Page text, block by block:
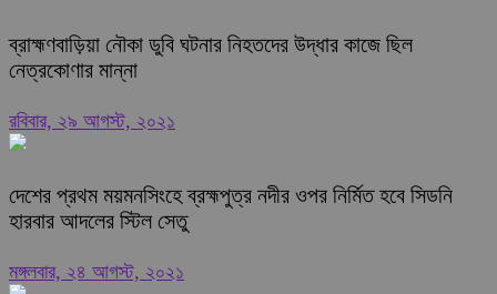
ব্রাহ্মণবাড়িয়া নৌকা ডুবি ঘটনার নিহতদের উদ্ধার কাজে ছিল
নেত্রকোণার মান্না
রবিবার, ২৯ আগস্ট, ২০২১
দেশের প্রথম ময়মনসিংহে ব্রহ্মপুত্র নদীর ওপর নির্মিত হবে সিডনি
হারবার আদলের স্টিল সেতু
মঙ্গলবার, ২৪ আগস্ট, ২০২১